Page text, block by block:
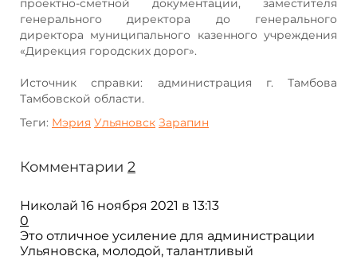
генерального директора до генерального
директора муниципального казенного учреждения
«Дирекция городских дорог».
Источник справки: администрация г. Тамбова
Тамбовской области.
Теги: Мэрия Ульяновск Зарапин
Комментарии 2
Николай 16 ноября 2021 в 13:13
0
Это отличное усиление для администрации
Ульяновска, молодой, талантливый